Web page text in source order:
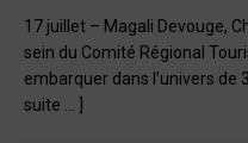
17 juillet – Magali Devouge,
sein du Comité Régional
embarquer dans l’univers de
suite … ]